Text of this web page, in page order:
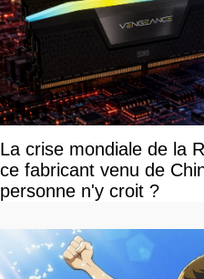
La crise mondiale de la
ce fabricant venu de
personne n'y croit ?